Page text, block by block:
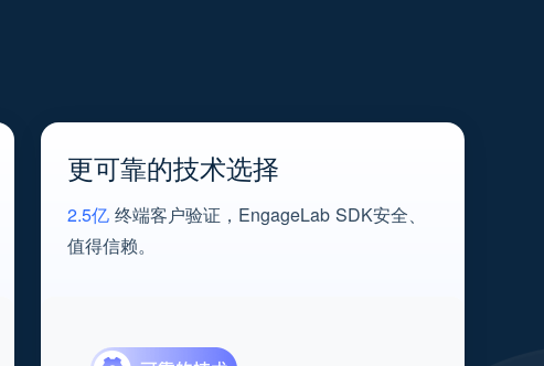
更可靠的技术选择
2.5亿 终端客户验证，EngageLab SDK安全、
值得信赖。